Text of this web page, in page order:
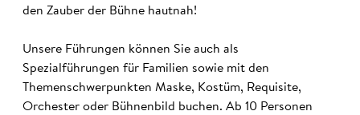
den Zauber der Bühne hautnah!
Unsere Führungen können Sie auch als
Spezialführungen für Familien sowie mit den
Themenschwerpunkten Maske, Kostüm, Requisite,
Orchester oder Bühnenbild buchen. Ab 10 Personen